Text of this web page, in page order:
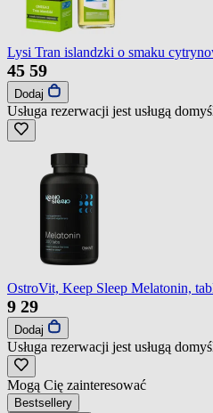
Lysi Tran islandzki o smaku
45 59
Dodaj
Usługa rezerwacji jest usługą
OstroVit, Keep Sleep Melatonin,
9 29
Dodaj
Usługa rezerwacji jest usługą
Mogą Cię zainteresować
Bestsellery